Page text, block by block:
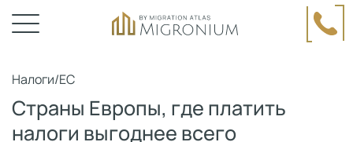
Налоги/ЕС
Страны Европы, где платить
налоги выгоднее всего